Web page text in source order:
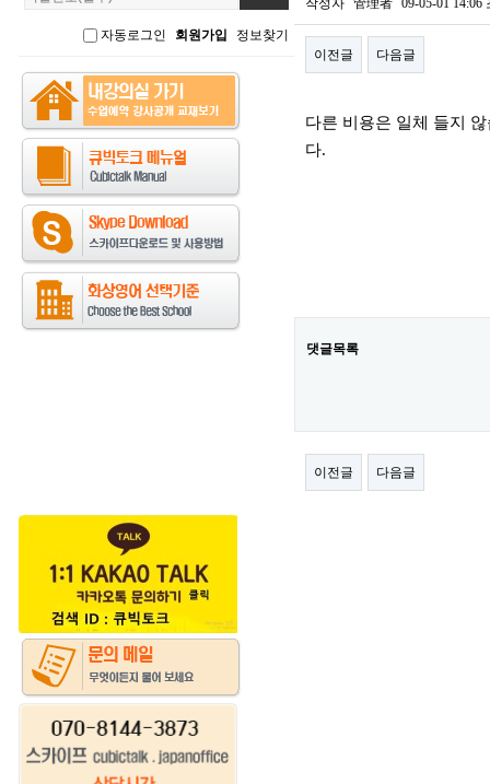
자동로그인 회원가입 정보찾기
작성자 管理者 09-05-01 14:06
이전글 다음글
다른 비용은 일체 들지
다.
댓글목록
이전글 다음글